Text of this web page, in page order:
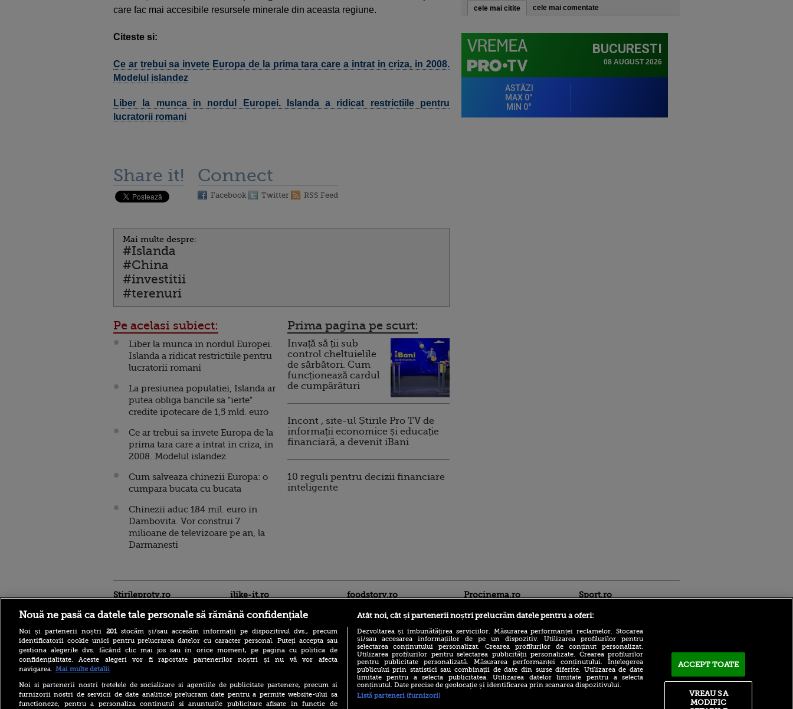
care fac mai accesibile resursele minerale din aceasta regiune.
Citeste si:
Ce ar trebui sa invete Europa de la prima tara care a intrat in criza, in 2008.
Modelul islandez
Liber la munca in nordul Europei. Islanda a ridicat restrictiile pentru
lucratorii romani
Share it! Connect
Facebook Twitter RSS Feed
Mai multe despre:
#Islanda
#China
#investitii
#terenuri
Pe acelasi subiect:
Liber la munca in nordul Europei.
Islanda a ridicat restrictiile pentru
lucratorii romani
La presiunea populatiei, Islanda ar
putea obliga bancile sa "ierte"
credite ipotecare de 1,5 mld. euro
Ce ar trebui sa invete Europa de la
prima tara care a intrat in criza, in
2008. Modelul islandez
Cum salveaza chinezii Europa: o
cumpara bucata cu bucata
Chinezii aduc 184 mil. euro in
Dambovita. Vor construi 7
milioane de televizoare pe an, la
Darmanesti
Prima pagina pe scurt:
Invață să ții sub
control cheltuielile
de sărbători. Cum
funcționează cardul
de cumpărături
Incont , site-ul Știrile Pro TV de
informații economice și educație
financiară, a devenit iBani
10 reguli pentru decizii financiare
inteligente
cele mai citite cele mai comentate
Stirileprotv.ro
pașapoarte din lume în
2026. Pe ce loc se află
România și câte destinații
ilike-it.ro foodstory.ro
(P) Descoperă Lumea
Evenimentelor din România
cu Transilvania Events!
Procinema.ro
Nikolaj Coster-Waldau din
Sport.ro
Toni Petrea a explicat
motivul din spatele
rezultatelor slabe de la
Nouă ne pasă ca datele tale personale să rămână confidențiale
Noi și partenerii noștri 201stocăm și/sau accesăm informații pe dispozitivul dvs., precum
identificatorii cookie unici pentru prelucrarea datelor cu caracter personal. Puteți accepta sau
gestiona alegerile dvs. făcând clic mai jos sau în orice moment, pe pagina cu politica de
confidențialitate. Aceste alegeri vor fi raportate partenerilor noștri și nu vă vor afecta
navigarea. Mai multe detalii
Noi si partenerii nostri (retelele de socializare si agentiile de publicitate partenere, precum si
furnizorii nostri de servicii de date analitice) prelucram date pentru a permite website-ului sa
functioneze, pentru a personaliza continutul si anunturile publicitare afisate in functie de
Atât noi, cât și partenerii noștri prelucrăm datele pentru a oferi:
Dezvoltarea și îmbunătățirea serviciilor. Măsurarea performanței reclamelor. Stocarea
și/sau accesarea informațiilor de pe un dispozitiv. Utilizarea profilurilor pentru
selectarea conținutului personalizat. Crearea profilurilor de conținut personalizat.
Utilizarea profilurilor pentru selectarea publicității personalizate. Crearea profilurilor
pentru publicitate personalizată. Măsurarea performanței conținutului. Înțelegerea
publicului prin statistici sau combinații de date din surse diferite. Utilizarea de date
limitate pentru a selecta publicitatea. Utilizarea datelor limitate pentru a selecta
conținutul. Date precise de geolocație și identificarea prin scanarea dispozitivului.
Listă parteneri (furnizori)
ACCEPT TOATE
VREAU SA
MODIFIC